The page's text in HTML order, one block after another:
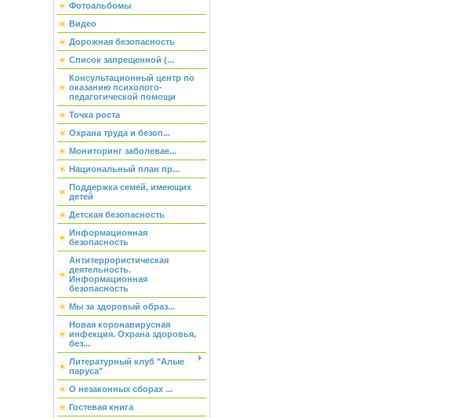
Фотоальбомы
Видео
Дорожная безопасность
Список запрещенной (...
Консультационный центр по
оказанию психолого-
педагогической помощи
Точка роста
Охрана труда и безоп...
Мониторинг заболевае...
Национальный план пр...
Поддержка семей, имеющих
детей
Детская безопасность
Информационная
безопасность
Антитеррористическая
деятельность.
Информационная
безопасность
Мы за здоровый образ...
Новая коронавирусная
инфекция. Охрана здоровья,
без...
Литературный клуб "Алые
паруса"
О незаконных сборах ...
Гостевая книга